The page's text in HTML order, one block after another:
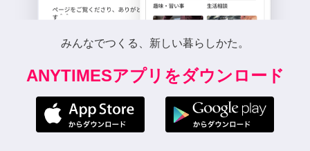
みんなでつくる、新しい暮らしかた。
ANYTIMESアプリをダウンロード